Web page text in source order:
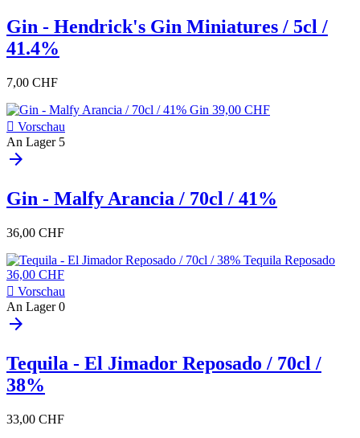
Gin - Hendrick's Gin Miniatures / 5cl /
41.4%
7,00 CHF
 Vorschau
An Lager 5
arrow_forward
Gin - Malfy Arancia / 70cl / 41%
36,00 CHF
 Vorschau
An Lager 0
arrow_forward
Tequila - El Jimador Reposado / 70cl /
38%
33,00 CHF